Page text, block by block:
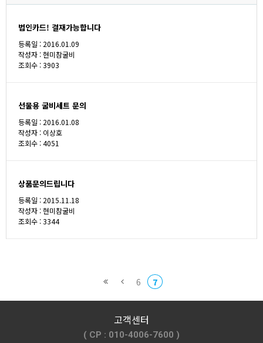
법인카드! 결재가능합니다
등록일 : 2016.01.09
작성자 :현미참굴비
조회수 : 3903
선물용 굴비세트 문의
등록일 : 2016.01.08
작성자 : 이상호
조회수 : 4051
상품문의드립니다
등록일 : 2015.11.18
작성자 :현미참굴비
조회수 : 3344
6 7
고객센터
( CP : 010-4006-7600 )